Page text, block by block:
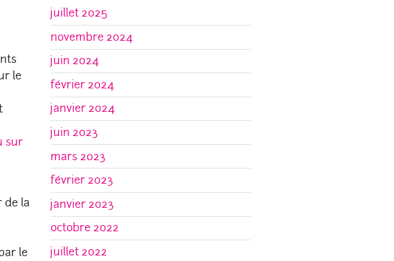
le
sur
de la
le
juillet 2025
novembre 2024
juin 2024
février 2024
janvier 2024
juin 2023
mars 2023
février 2023
janvier 2023
octobre 2022
juillet 2022